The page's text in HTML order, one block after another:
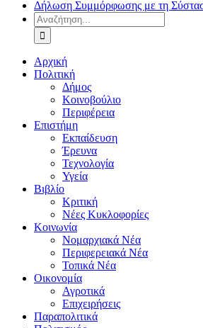
Δήλωση Συμμόρφωσης με τη
Αναζήτηση
για:
Αρχική
Πολιτική
Δήμος
Κοινοβούλιο
Περιφέρεια
Επιστήμη
Εκπαίδευση
Έρευνα
Τεχνολογία
Υγεία
Βιβλίο
Κριτική
Νέες Κυκλοφορίες
Κοινωνία
Νομαρχιακά Νέα
Περιφερειακά Νέα
Τοπικά Νέα
Οικονομία
Αγροτικά
Επιχειρήσεις
Παραπολιτικά